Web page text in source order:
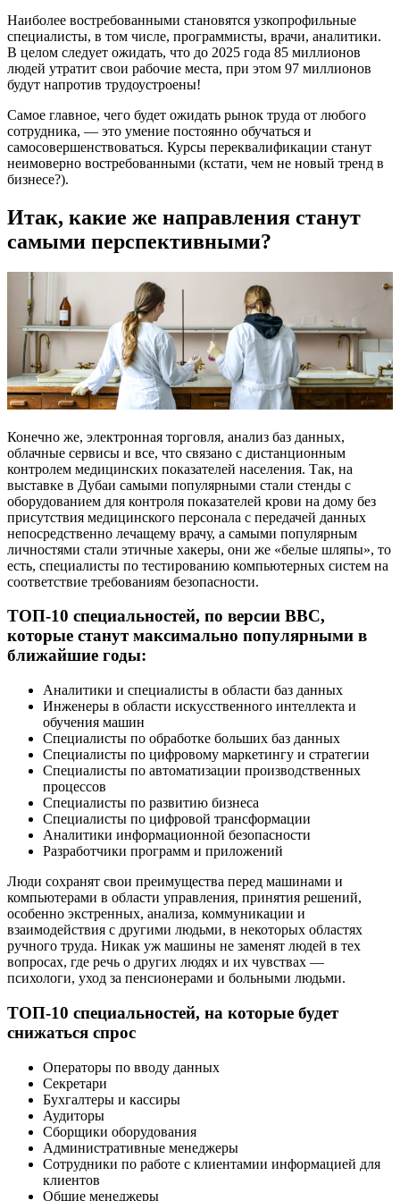
Наиболее востребованными становятся узкопрофильные
специалисты, в том числе, программисты, врачи, аналитики.
В целом следует ожидать, что до 2025 года 85 миллионов
людей утратит свои рабочие места, при этом 97 миллионов
будут напротив трудоустроены!
Самое главное, чего будет ожидать рынок труда от любого
сотрудника, — это умение постоянно обучаться и
самосовершенствоваться. Курсы переквалификации станут
неимоверно востребованными (кстати, чем не новый тренд в
бизнесе?).
Итак, какие же направления станут
самыми перспективными?
Конечно же, электронная торговля, анализ баз данных,
облачные сервисы и все, что связано с дистанционным
контролем медицинских показателей населения. Так, на
выставке в Дубаи самыми популярными стали стенды с
оборудованием для контроля показателей крови на дому без
присутствия медицинского персонала с передачей данных
непосредственно лечащему врачу, а самыми популярным
личностями стали этичные хакеры, они же «белые шляпы», то
есть, специалисты по тестированию компьютерных систем на
соответствие требованиям безопасности.
ТОП-10 специальностей, по версии ВВС,
которые станут максимально популярными в
ближайшие годы:
Аналитики и специалисты в области баз данных
Инженеры в области искусственного интеллекта и
обучения машин
Специалисты по обработке больших баз данных
Специалисты по цифровому маркетингу и стратегии
Специалисты по автоматизации производственных
процессов
Специалисты по развитию бизнеса
Специалисты по цифровой трансформации
Аналитики информационной безопасности
Разработчики программ и приложений
Люди сохранят свои преимущества перед машинами и
компьютерами в области управления, принятия решений,
особенно экстренных, анализа, коммуникации и
взаимодействия с другими людьми, в некоторых областях
ручного труда. Никак уж машины не заменят людей в тех
вопросах, где речь о других людях и их чувствах —
психологи, уход за пенсионерами и больными людьми.
ТОП-10 специальностей, на которые будет
снижаться спрос
Операторы по вводу данных
Секретари
Бухгалтеры и кассиры
Аудиторы
Сборщики оборудования
Административные менеджеры
Сотрудники по работе с клиентамии информацией для
клиентов
Общие менеджеры